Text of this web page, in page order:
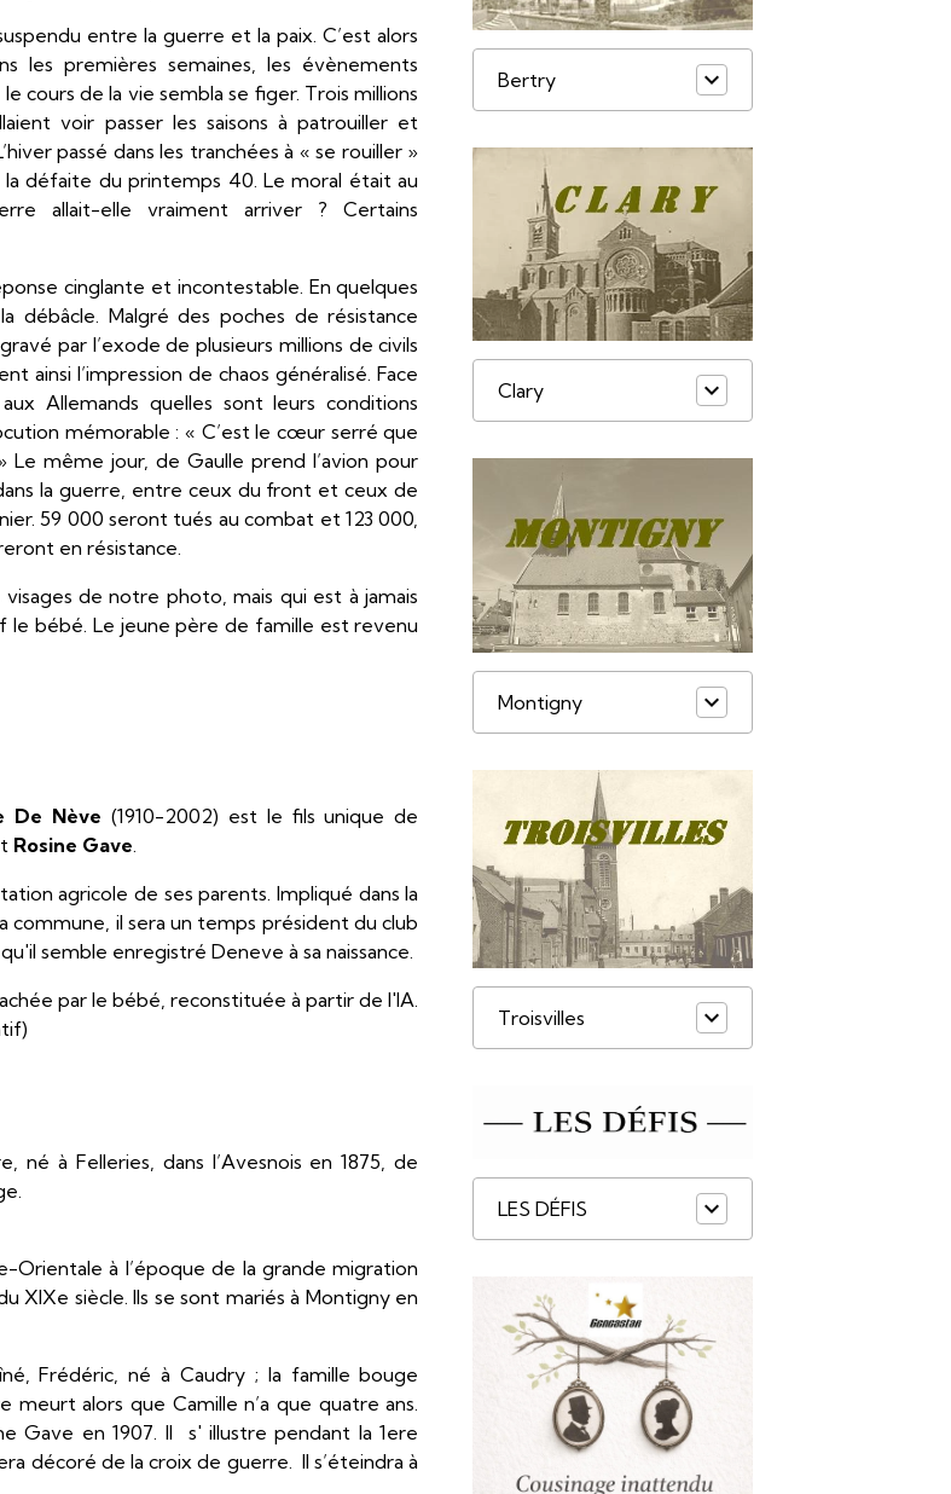
entre la guerre et la paix. C’est alors
les premières semaines, les évènements
cours de la vie sembla se figer. Trois millions
voir passer les saisons à patrouiller et
passé dans les tranchées à « se rouiller »
défaite du printemps 40. Le moral était au
allait-elle vraiment arriver ? Certains
cinglante et incontestable. En quelques
débâcle. Malgré des poches de résistance
par l’exode de plusieurs millions de civils
ainsi l’impression de chaos généralisé. Face
Allemands quelles sont leurs conditions
mémorable : « C’est le cœur serré que
Le même jour, de Gaulle prend l’avion pour
la guerre, entre ceux du front et ceux de
59 000 seront tués au combat et 123 000,
en résistance.
de notre photo, mais qui est à jamais
le bébé. Le jeune père de famille est revenu
De Nève (1910-2002) est le fils unique de
Rosine Gave.
agricole de ses parents. Impliqué dans la
commune, il sera un temps président du club
semble enregistré Deneve à sa naissance.
par le bébé, reconstituée à partir de l'IA.
né à Felleries, dans l’Avesnois en 1875, de
Orientale à l’époque de la grande migration
XIXe siècle. Ils se sont mariés à Montigny en
Frédéric, né à Caudry ; la famille bouge
meurt alors que Camille n’a que quatre ans.
Gave en 1907. Il s' illustre pendant la 1ere
décoré de la croix de guerre. Il s’éteindra à
Bertry
Clary
Montigny
Troisvilles
LES DÉFIS